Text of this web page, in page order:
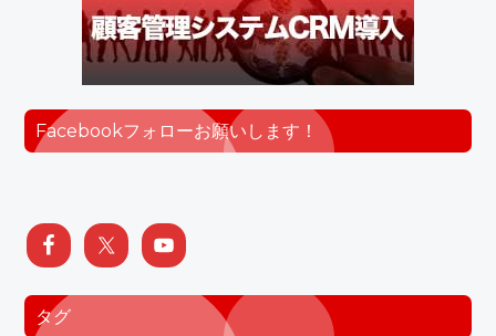
Facebookフォローお願いします！
タグ